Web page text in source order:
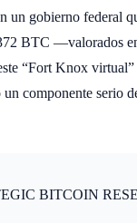
un gobierno federal
BTC —valorados
“Fort Knox virtual”
componente serio
BITCOIN